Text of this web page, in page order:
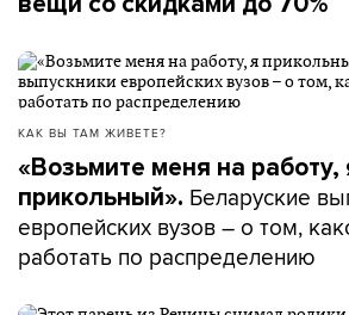
КАК ВЫ ТАМ ЖИВЕТЕ?
«Возьмите меня на работу,
прикольный». Беларуские
европейских вузов – о том,
работать по распределению